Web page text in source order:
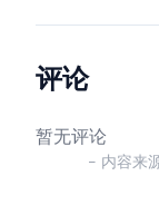
评论
暂无评论
- 内容来